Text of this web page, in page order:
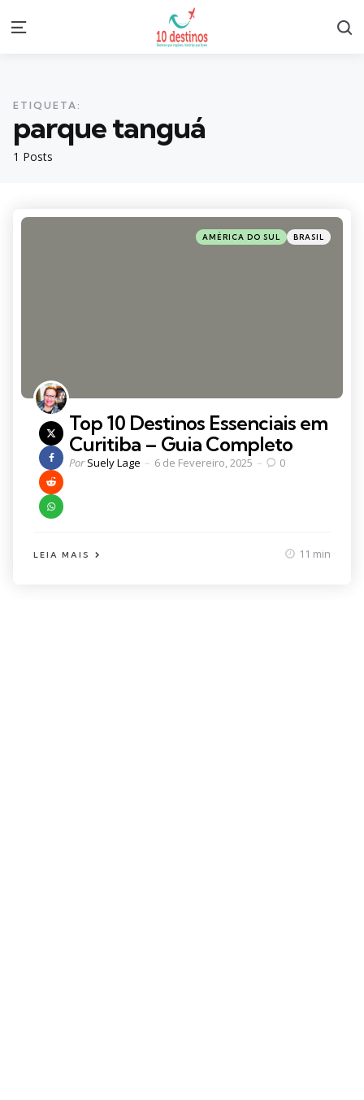
Menu
1 Posts
ETIQUETA:
parque tanguá
Categories
Posted
in
AMÉRICA DO SUL BRASIL
Top 10 Destinos Essenciais em
Curitiba – Guia Completo
Posted
Por Suely Lage 6 de Fevereiro, 2025 0
LEIA MAIS 11 min